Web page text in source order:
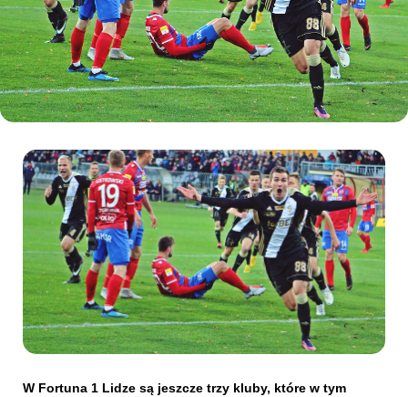
Biznes
Dla mediów
Kibice
W Fortuna 1 Lidze są jeszcze trzy kluby, które w tym